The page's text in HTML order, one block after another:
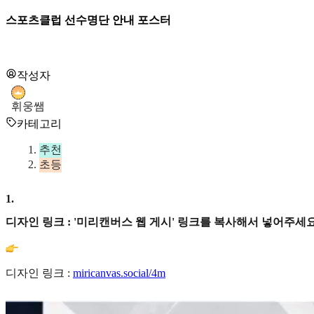
스포츠클럽 선수명단 안내 포스터
작성자
휘웅쌤
카테고리
추천
초등
1.
디자인 링크 : '미리캔버스 웹 게시' 링크를 복사해서 넣어주세
디자인 링크 : miricanvas.social/4m